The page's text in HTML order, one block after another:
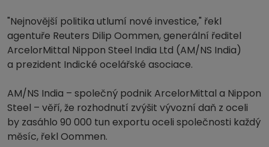
"Nejnovější politika utlumí nové investice," řekl
agentuře Reuters Dilip Oommen, generální ředitel
ArcelorMittal Nippon Steel India Ltd (AM/NS India)
a prezident Indické ocelářské asociace.
AM/NS India – společný podnik ArcelorMittal a Nippon
Steel – věří, že rozhodnutí zvýšit vývozní daň z oceli
by zasáhlo 90 000 tun exportu oceli společnosti každý
měsíc, řekl Oommen.